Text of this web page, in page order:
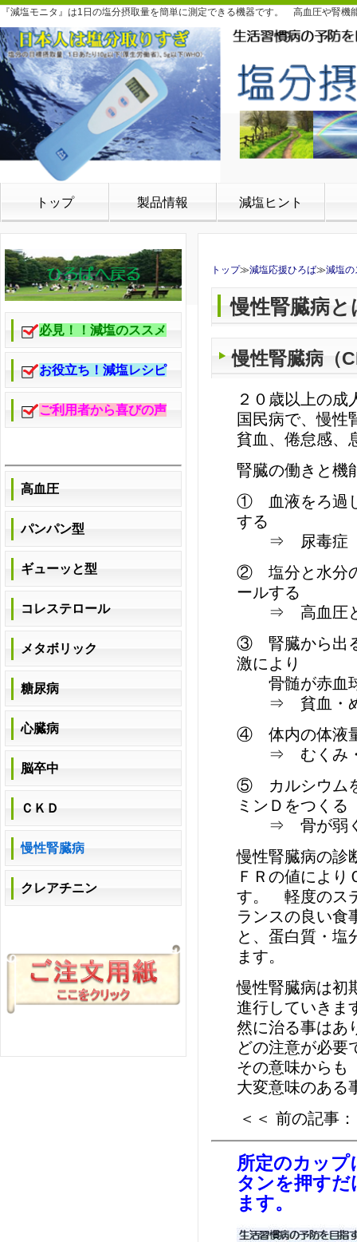
『減塩モニタ』は1日の塩分摂取量を簡単に測定できる機器です。 高血圧や腎
トップ 製品情報 減塩ヒント
トップ≫減塩応援ひろば≫減塩の
慢性腎臓病と
慢性腎臓病（
２０歳以上の成
国民病で、慢性
貧血、倦怠感、
腎臓の働きと機
① 血液をろ過し
する
⇒ 尿毒症
② 塩分と水分の
ールする
⇒ 高血圧と
③ 腎臓から出る
激により
骨髄が赤血
⇒ 貧血・め
④ 体内の体液
⇒ むくみ・
⑤ カルシウムを
ミンＤをつくる
⇒ 骨が弱く
慢性腎臓病の診
ＦＲの値により
す。 軽度のス
ランスの良い食
と、蛋白質・塩
ます。
慢性腎臓病は初
進行していき
然に治る事はあ
どの注意が必要
その意味からも
大変意味のある
＜＜ 前の記事：
所定のカッ
タンを押すだ
ます。
必見！！減塩のススメ
お役立ち！減塩レシピ
ご利用者から喜びの声
高血圧
パンパン型
ギューッと型
コレステロール
メタボリック
糖尿病
心臓病
脳卒中
ＣＫＤ
慢性腎臓病
クレアチニン